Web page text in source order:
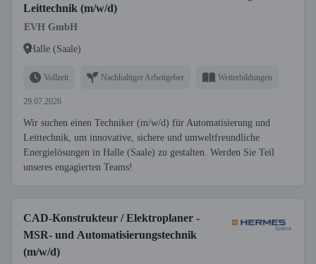
Leittechnik (m/w/d)
EVH GmbH
Halle (Saale)
Vollzeit Nachhaltiger Arbeitgeber Weiterbildungen
29.07.2026
Wir suchen einen Techniker (m/w/d) für Automatisierung und
Leittechnik, um innovative, sichere und umweltfreundliche
Energielösungen in Halle (Saale) zu gestalten. Werden Sie Teil
unseres engagierten Teams!
CAD-Konstrukteur / Elektroplaner -
MSR- und Automatisierungstechnik
(m/w/d)